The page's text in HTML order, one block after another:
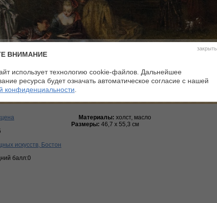
искусств, Бостон
балл:0
Материалы: холст, масло
Размеры: 46,7 х 55,3 см
закрыть
ВНИМАНИЕ
использует технологию cookie-файлов. Дальнейшее
ресурса будет означать автоматическое согласие с нашей
конфиденциальности